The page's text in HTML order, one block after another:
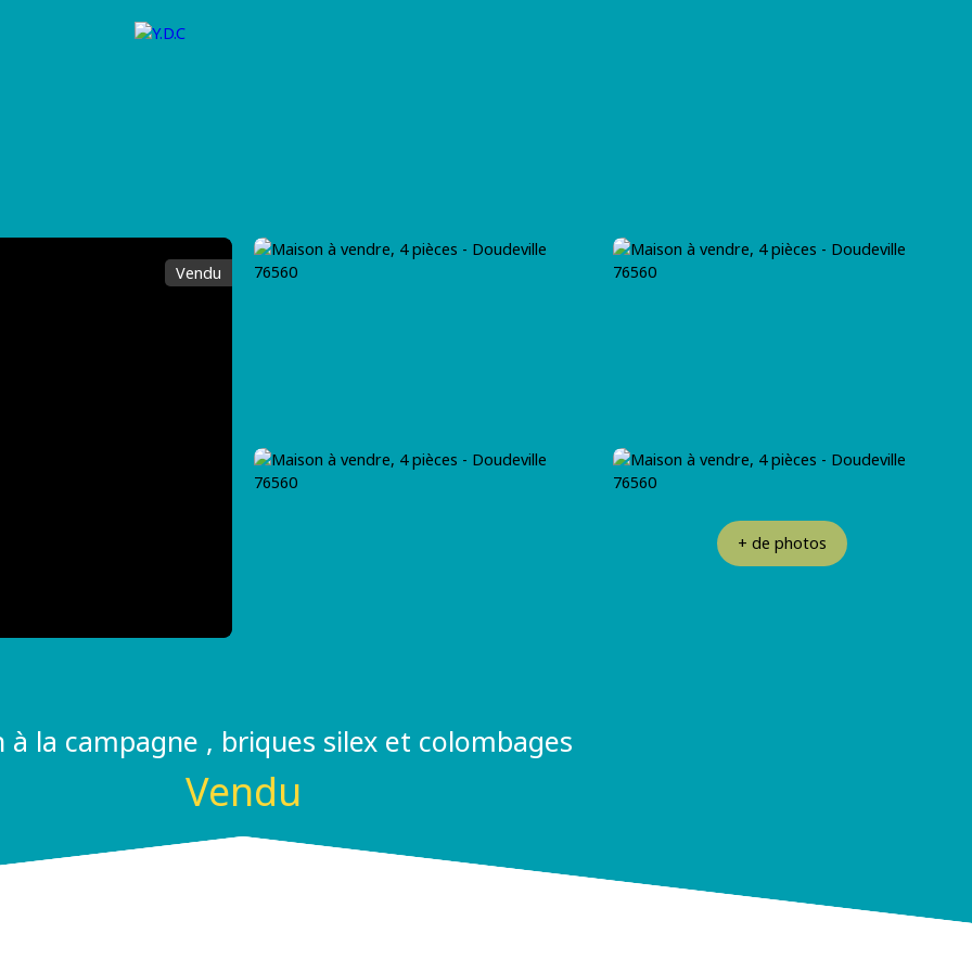
Vendu
+ de photos
à la campagne , briques silex et colombages
Vendu